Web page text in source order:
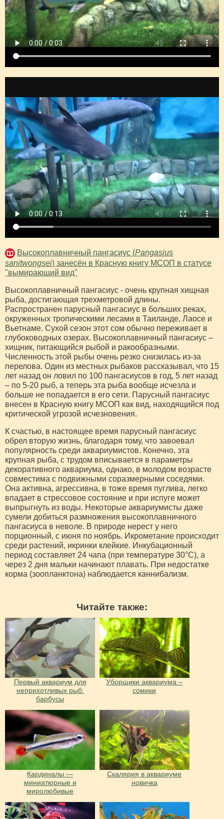
Высокоплавничный пангасиус (Pangasius
sanitwongsei) занесён в Красную книгу МСОП в статусе
"вымирающий вид"
Высокоплавничный пангасиус - очень крупная хищная
рыба, достигающая трехметровой длины.
Распространен парусный пангасиус в больших реках,
окруженных тропическими лесами в Таиланде, Лаосе и
Вьетнаме. Сухой сезон этот сом обычно переживает в
глубоководных озерах. Высокоплавничный пангасиус –
хищник, питающийся рыбой и ракообразными.
Численность этой рыбы очень резко снизилась из-за
перелова. Один из местных рыбаков рассказывал, что 15
лет назад он ловил по 100 пангасиусов в год, 5 лет назад
– по 5-20 рыб, а теперь эта рыба вообще исчезла и
больше не попадается в его сети. Парусный пангасиус
внесен в Красную книгу МСОП как вид, находящийся под
критической угрозой исчезновения.
К счастью, в настоящее время парусный пангасиус
обрел вторую жизнь, благодаря тому, что завоевал
популярность среди аквариумистов. Конечно, эта
крупная рыба, с трудом вписывается в параметры
декоративного аквариума, однако, в молодом возрасте
совместима с подвижными соразмерными соседями.
Она активна, агрессивна, в тоже время пуглива, легко
впадает в стрессовое состояние и при испуге может
выпрыгнуть из воды. Некоторые аквариумисты даже
сумели добиться размножения высокоплавничного
пангасиуса в неволе. В природе нерест у него
порционный, с июня по ноябрь. Икрометание происходит
среди растений, икринки клейкие. Инкубационный
период составляет 24 чапа (при температуре 30°С), а
через 2 дня мальки начинают плавать. При недостатке
корма (зоопланктона) наблюдается каннибализм.
Читайте также:
Первый аквариум для
неприхотливых рыб:
барбусы
Уборщики аквариума –
сомики
Кардиналы —
миниатюрные и
миролюбивые
Скалярия в аквариуме
новичка